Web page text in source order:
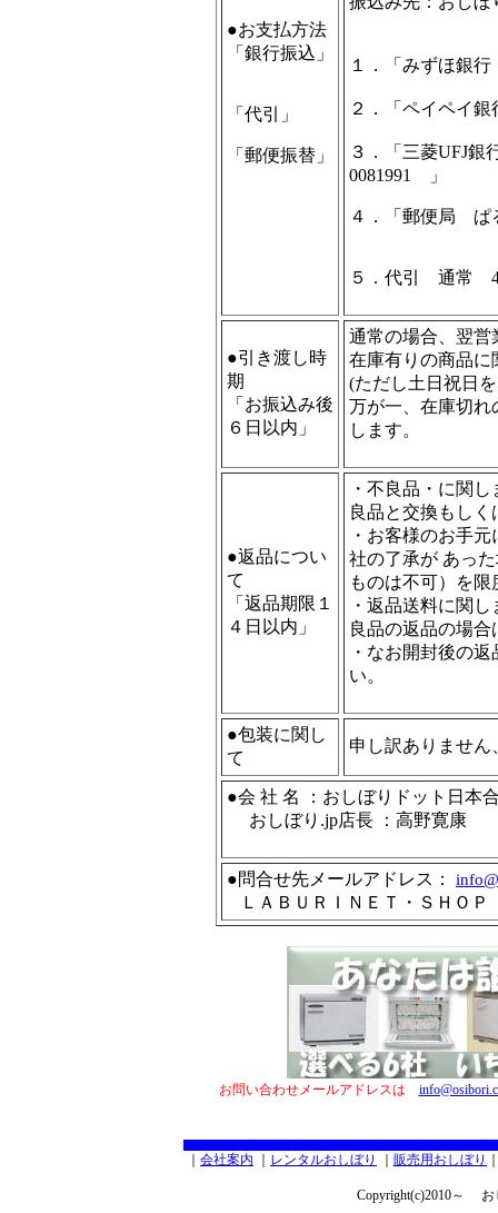
●お支払方法
「銀行振込」
「代引」
「郵便振替」
１．「みずほ銀
２．「ペイペイ
３．「三菱UFJ
0081991 」
４．「郵便局
５．代引 通常
●引き渡し時
期
「お振込み後
６日以内」
通常の場合、翌営
在庫有りの商品に
(ただし土日祝日
万が一、在庫切れ
します。
●返品につい
て
「返品期限１
４日以内」
・不良品・に関
良品と交換もし
・お客様のお手
社の了承が あっ
ものは不可）を
・返品送料に関
良品の返品の場
・なお開封後の
い。
●包装に関し
て
申し訳ありませ
●会 社 名 ：おしぼりドット日
おしぼり.jp店長 ：高野寛康
●問合せ先メールアドレス： info
ＬＡＢＵＲＩＮＥＴ・ＳＨＯ
お問い合わせメールアドレスは
会社案内 レンタルおしぼり 販売用おしぼり
Copyright(c)2010～ お